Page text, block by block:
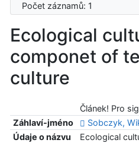
Počet záznamů: 1
Ecological
componet of
culture
Článek! Pro
Záhlaví-jméno
Sobczyk,
Údaje o názvu
Ecological